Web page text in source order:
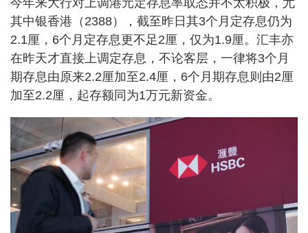
今年来大行对上调港元定存息率取态并不太积极，尤
其中银香港（2388），截至昨日其3个月定存息仍为
2.1厘，6个月定存息更不足2厘，仅为1.9厘。汇丰亦
在昨天才直接上调定存息，不论客层，一律将3个月
期存息由原来2.2厘加至2.4厘，6个月期存息则由2厘
加至2.2厘，起存额同为1万元新资金。